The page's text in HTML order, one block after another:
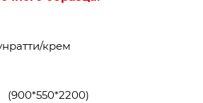
крем